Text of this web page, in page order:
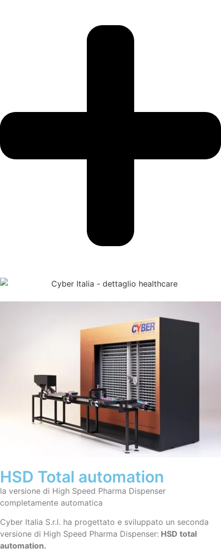
HSD Total automation
la versione di High Speed Pharma Dispenser
completamente automatica
Cyber Italia S.r.l. ha progettato e sviluppato un seconda
versione di High Speed Pharma Dispenser: HSD total
automation.